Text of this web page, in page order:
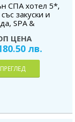
СПА хотел 5*,
закуски и
SPA &
за дете до 5.99
ЦЕНА
лв.
ПРЕГЛЕД